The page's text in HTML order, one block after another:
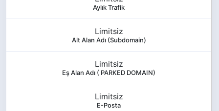
Aylık Trafik
Limitsiz
Alt Alan Adı (Subdomain)
Limitsiz
Eş Alan Adı ( PARKED DOMAIN)
Limitsiz
E-Posta